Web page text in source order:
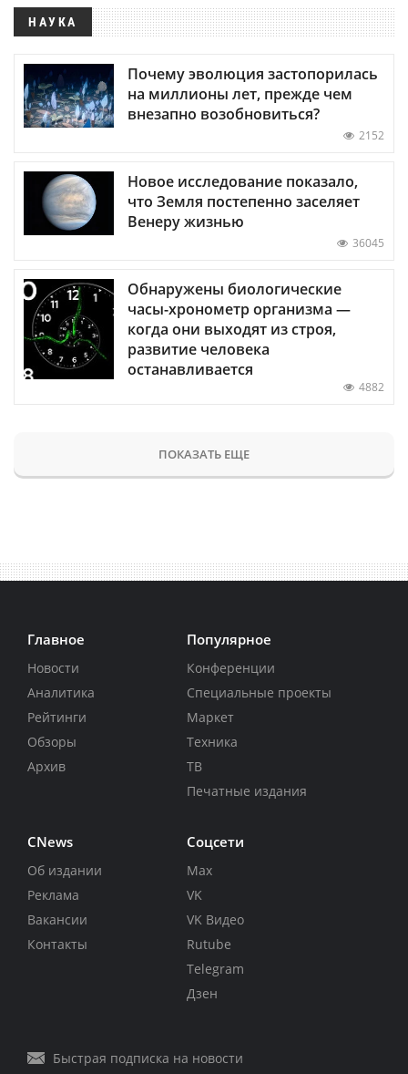
НАУКА
Почему эволюция застопорилась
на миллионы лет, прежде чем
внезапно возобновиться?
2152
Новое исследование показало,
что Земля постепенно заселяет
Венеру жизнью
36045
Обнаружены биологические
часы-хронометр организма —
когда они выходят из строя,
развитие человека
останавливается
4882
ПОКАЗАТЬ ЕЩЕ
Главное
Новости
Аналитика
Рейтинги
Обзоры
Архив
Популярное
Конференции
Специальные проекты
Маркет
Техника
ТВ
Печатные издания
CNews
Об издании
Реклама
Вакансии
Контакты
Соцсети
Max
VK
VK Видео
Rutube
Telegram
Дзен
Быстрая подписка на новости